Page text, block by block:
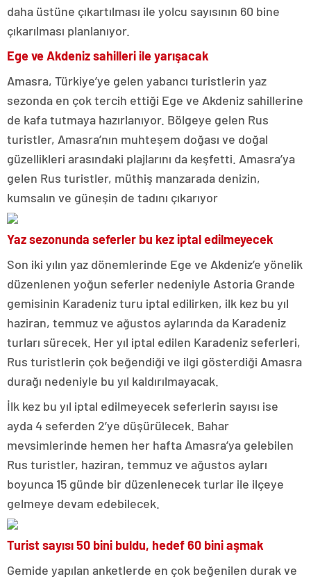
daha üstüne çıkartılması ile yolcu sayısının 60 bine
çıkarılması planlanıyor.
Ege ve Akdeniz sahilleri ile yarışacak
Amasra, Türkiye’ye gelen yabancı turistlerin yaz
sezonda en çok tercih ettiği Ege ve Akdeniz sahillerine
de kafa tutmaya hazırlanıyor. Bölgeye gelen Rus
turistler, Amasra’nın muhteşem doğası ve doğal
güzellikleri arasındaki plajlarını da keşfetti. Amasra’ya
gelen Rus turistler, müthiş manzarada denizin,
kumsalın ve güneşin de tadını çıkarıyor
Yaz sezonunda seferler bu kez iptal edilmeyecek
Son iki yılın yaz dönemlerinde Ege ve Akdeniz’e yönelik
düzenlenen yoğun seferler nedeniyle Astoria Grande
gemisinin Karadeniz turu iptal edilirken, ilk kez bu yıl
haziran, temmuz ve ağustos aylarında da Karadeniz
turları sürecek. Her yıl iptal edilen Karadeniz seferleri,
Rus turistlerin çok beğendiği ve ilgi gösterdiği Amasra
durağı nedeniyle bu yıl kaldırılmayacak.
İlk kez bu yıl iptal edilmeyecek seferlerin sayısı ise
ayda 4 seferden 2’ye düşürülecek. Bahar
mevsimlerinde hemen her hafta Amasra’ya gelebilen
Rus turistler, haziran, temmuz ve ağustos ayları
boyunca 15 günde bir düzenlenecek turlar ile ilçeye
gelmeye devam edebilecek.
Turist sayısı 50 bini buldu, hedef 60 bini aşmak
Gemide yapılan anketlerde en çok beğenilen durak ve